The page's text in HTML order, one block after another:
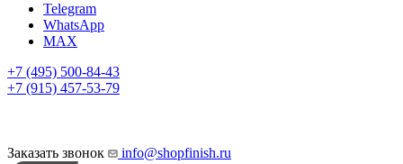
Telegram
WhatsApp
MAX
+7 (495) 500-84-43
+7 (915) 457-53-79
Заказать звонок info@shopfinish.ru